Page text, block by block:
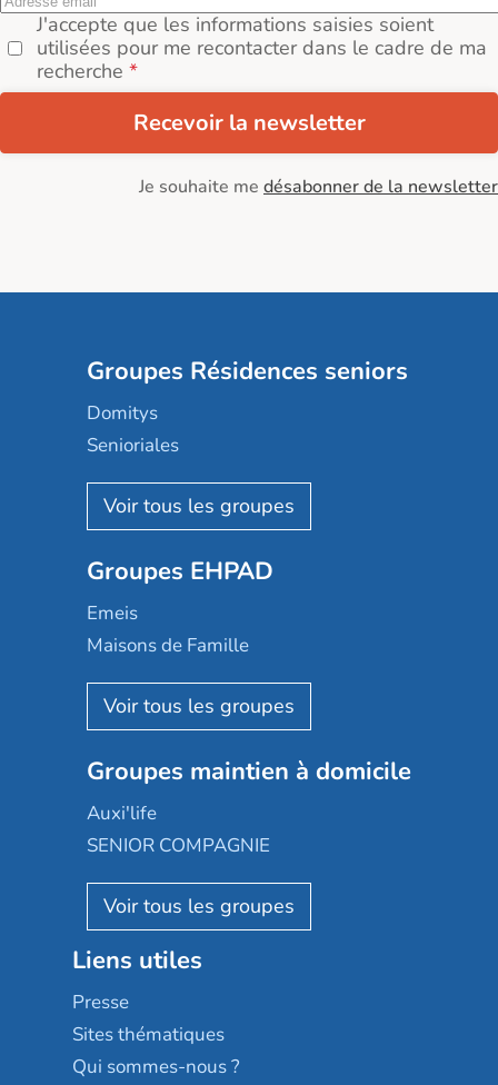
J'accepte que les informations saisies soient
utilisées pour me recontacter dans le cadre de ma
recherche
Recevoir la newsletter
Je souhaite me désabonner de la newsletter
Groupes Résidences seniors
Domitys
Senioriales
Nohée
Les Résidentiels
Mobicap
Domusvi
Happy Senior
Aquarelia
Nexity edenea
Les jardins d'Arcadie
Occitalia
Appartseniors
Reseda
Stella management
Les villages d'or
Sérénys
Résidences services Villa Médicis
Groupes EHPAD
Emeis
Maisons de Famille
Korian
Emera
Groupe SOS
Le Noble Âge
Almage
Résidalya
Groupe aplus
Groupes maintien à domicile
Auxi'life
SENIOR COMPAGNIE
AGE D'OR Services
Liens utiles
Presse
Sites thématiques
Qui sommes-nous ?